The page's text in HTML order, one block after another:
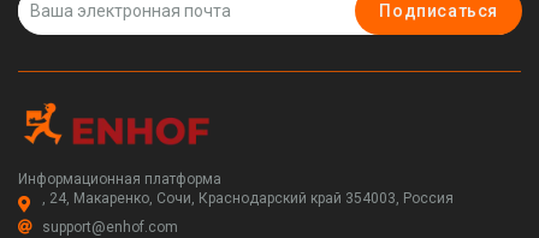
Подписаться
Информационная платформа
, 24, Макаренко, Сочи, Краснодарский край 354003, Россия
support@enhof.com